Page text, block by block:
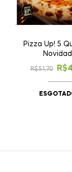
Pizza Up! 5
R$51,70 R$